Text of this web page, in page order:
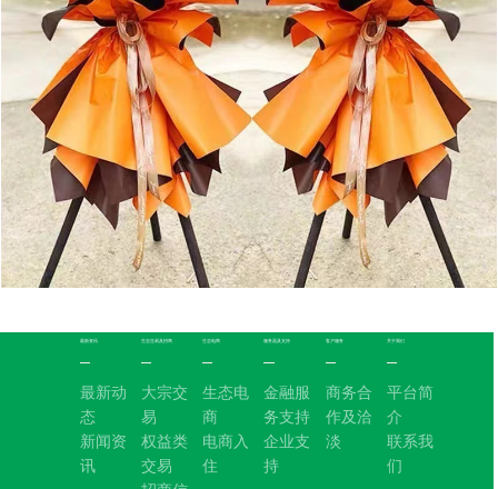
最新资讯
最新动
态
新闻资
讯
生态交易及招商
大宗交
易
权益类
交易
生态电商
生态电
商
电商入
住
服务器及支持
金融服
务支持
企业支
持
客户服务
商务合
作及洽
淡
关于我们
平台简
介
联系我
们